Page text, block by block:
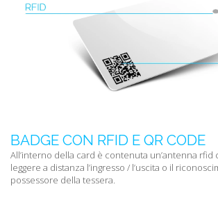
BADGE CON RFID E QR CODE
All’interno della card è contenuta un’antenna
leggere a distanza l’ingresso / l’uscita o il
possessore della tessera.